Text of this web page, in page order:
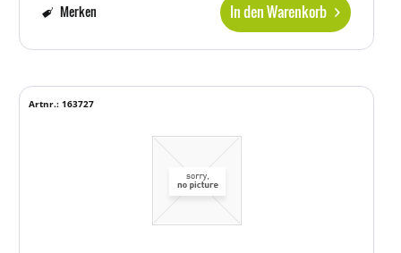
In den Warenkorb
Merken
Artnr.: 163727